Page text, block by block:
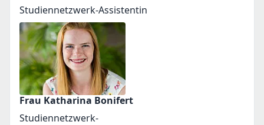
Studiennetzwerk-Assistentin
Frau Katharina Bonifert
Studiennetzwerk-